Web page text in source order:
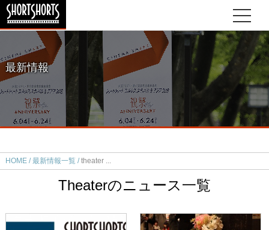
最新情報
HOME 最新情報一覧 theater
Theaterのニュース一覧